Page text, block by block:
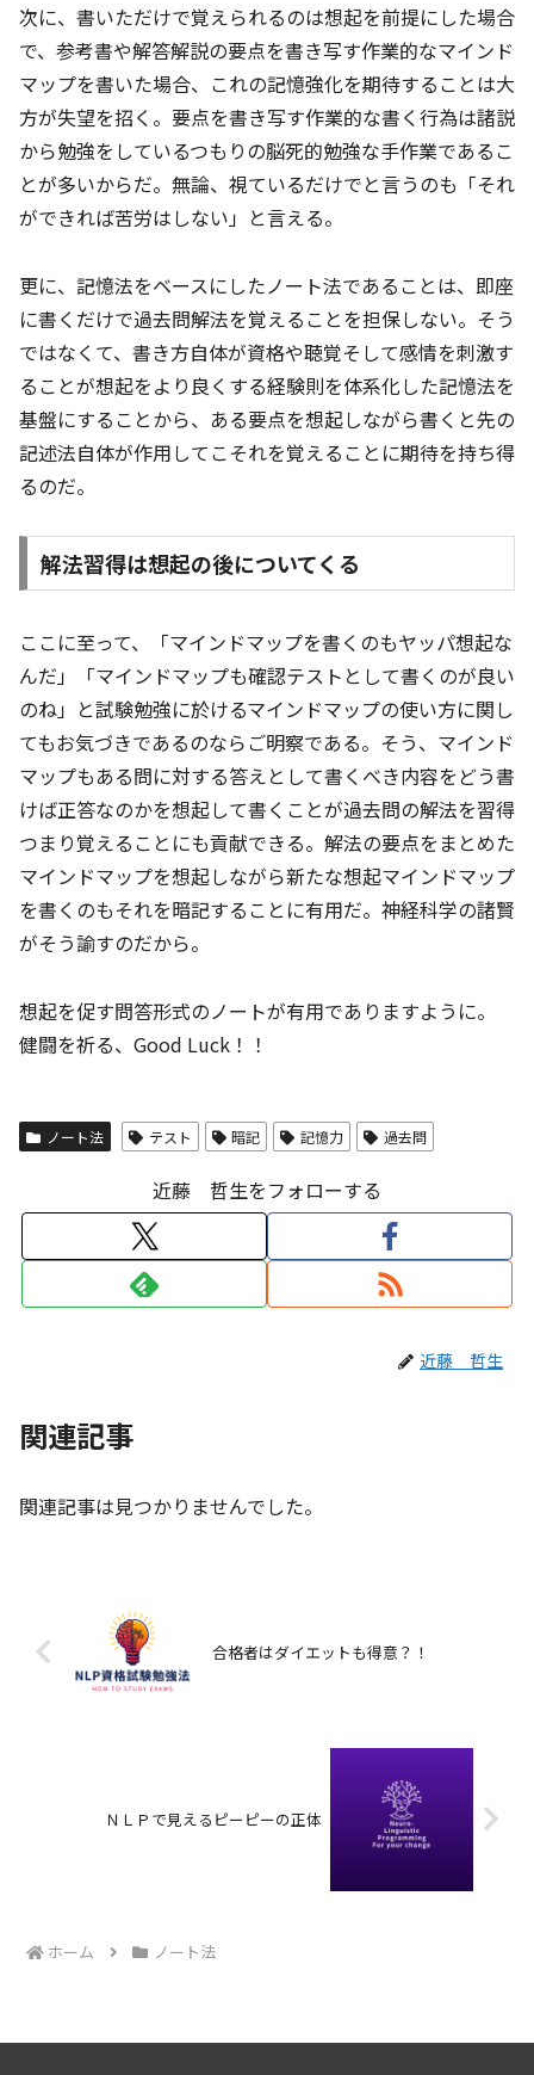
次に、書いただけで覚えられるのは想起を前提にした場合
で、参考書や解答解説の要点を書き写す作業的なマインド
マップを書いた場合、これの記憶強化を期待することは大
方が失望を招く。要点を書き写す作業的な書く行為は諸説
から勉強をしているつもりの脳死的勉強な手作業であるこ
とが多いからだ。無論、視ているだけでと言うのも「それ
ができれば苦労はしない」と言える。
更に、記憶法をベースにしたノート法であることは、即座
に書くだけで過去問解法を覚えることを担保しない。そう
ではなくて、書き方自体が資格や聴覚そして感情を刺激す
ることが想起をより良くする経験則を体系化した記憶法を
基盤にすることから、ある要点を想起しながら書くと先の
記述法自体が作用してこそれを覚えることに期待を持ち得
るのだ。
解法習得は想起の後についてくる
ここに至って、「マインドマップを書くのもヤッパ想起な
んだ」「マインドマップも確認テストとして書くのが良い
のね」と試験勉強に於けるマインドマップの使い方に関し
てもお気づきであるのならご明察である。そう、マインド
マップもある問に対する答えとして書くべき内容をどう書
けば正答なのかを想起して書くことが過去問の解法を習得
つまり覚えることにも貢献できる。解法の要点をまとめた
マインドマップを想起しながら新たな想起マインドマップ
を書くのもそれを暗記することに有用だ。神経科学の諸賢
がそう諭すのだから。
想起を促す問答形式のノートが有用でありますように。
健闘を祈る、Good Luck！！
ノート法 テスト 暗記 記憶力 過去問
近藤 哲生をフォローする
近藤 哲生
関連記事
関連記事は見つかりませんでした。
合格者はダイエットも得意？！
ＮＬＰで見えるピーピーの正体
ホーム ノート法